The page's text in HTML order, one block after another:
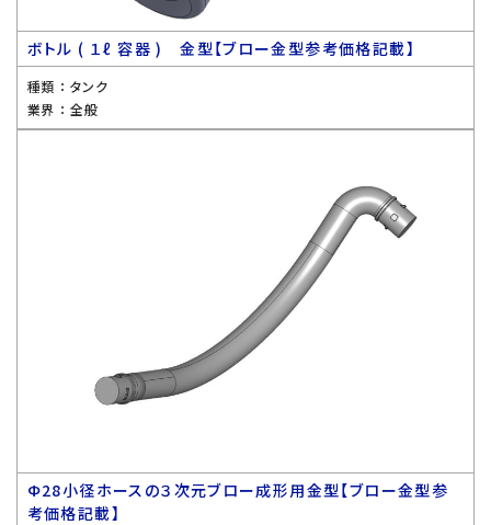
ボトル ( １ℓ 容器 ) 金型【ブロー金型参考価格記載】
種類 ： タンク
業界 ： 全般
Ф28小径ホースの３次元ブロー成形用金型【ブロー金型参
考価格記載】